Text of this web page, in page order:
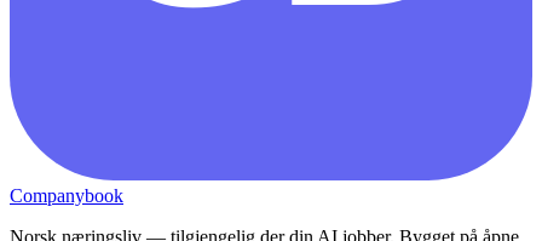
Companybook
Norsk næringsliv — tilgjengelig der din AI jobber. Bygget på åpne